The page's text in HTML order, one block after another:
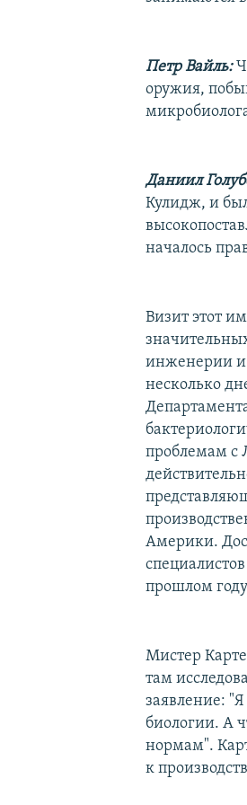
Петр Вайль:
оружия,
Даниил
Кулидж, и
началось
Визит этот
инженерии и
несколько
проблемам с
Америки.
прошлом
Мистер
там
заявление:
биологии. А
нормам".
к